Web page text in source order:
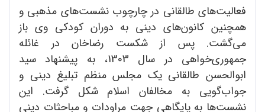
فعالیت‌های طالقانی در چارچوب نشست‌های مذهبی و
همچنین کانون‌های دینی به دوران کودکی وی باز
می‌گشت. پس از شکست رضاخان در غائله
جمهوری‌خواهی در سال 1303، به پیشنهاد سید
ابوالحسن طالقانی یک مجلس منظم تبلیغ دینی و
جواب‌گویی به مخالفان اسلام شکل گرفت. این
نشست‌ها به پایگاهی جهت مراودات و مباحثات دینی